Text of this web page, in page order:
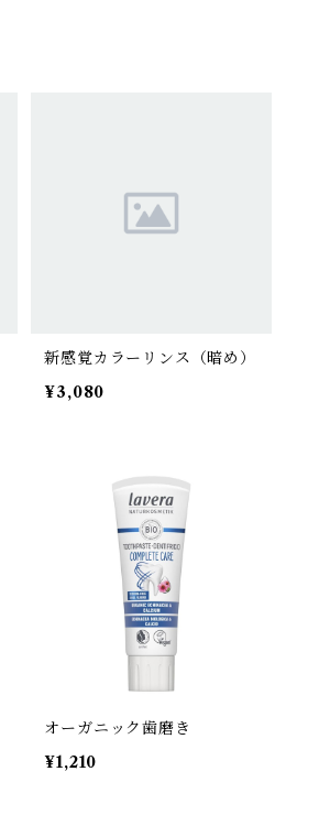
新感覚カラーリンス（暗め）
¥3,080
オーガニック歯磨き
¥1,210